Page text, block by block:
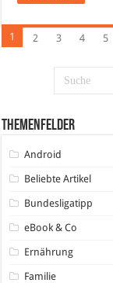
1 2 3 4 5
Themenfelder
Android
Beliebte Artikel
Bundesligatipp
eBook & Co
Ernährung
Familie